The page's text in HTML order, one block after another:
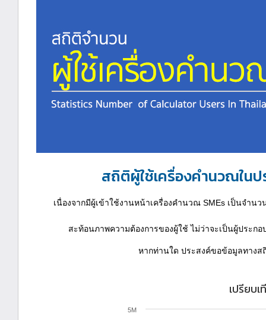
สถิติผู้ใช้เครื่องคำนวณในป
เนื่องจากมีผู้เข้าใช้งานหน้าเครื่องคำนวณ SMEs เป็นจำน
สะท้อนภาพความต้องการของผู้ใช้ ไม่ว่าจะเป็นผู้ประก
หากท่านใด ประสงค์ขอข้อมูลทางส
เปรียบ
5M